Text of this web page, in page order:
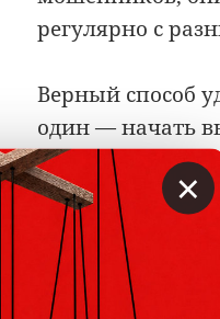
регулярно с
Верный способ
один — начать
разговоры с
интернет.
присылайте
Там больше 150
×